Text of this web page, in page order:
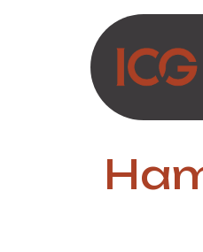
Asosiy mazmunga